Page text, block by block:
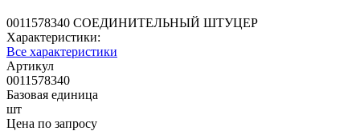
0011578340 СОЕДИНИТЕЛЬНЫЙ ШТУЦЕР
Характеристики:
Все характеристики
Артикул
0011578340
Базовая единица
шт
Цена по запросу